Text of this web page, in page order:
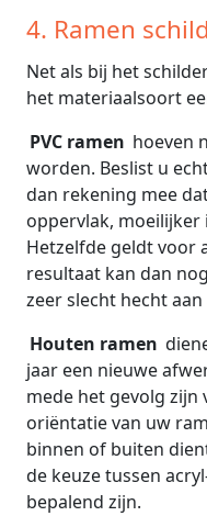
4. Ramen
Net als bij het
het materiaalsoort
PVC ramen hoeven
worden. Beslist u
dan rekening mee
oppervlak, moeilijker
Hetzelfde geldt voor
resultaat kan dan
zeer slecht hecht
Houten ramen
jaar een nieuwe
mede het gevolg zijn
oriëntatie van uw
binnen of buiten
de keuze tussen
bepalend zijn.